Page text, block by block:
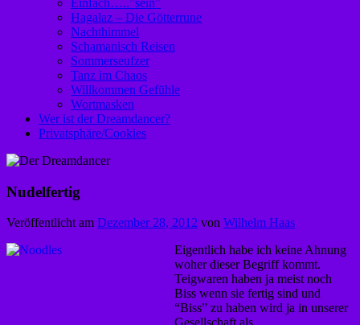
Einfach…..”sein”
Hagalaz – Die Götterrune
Nachthimmel
Schamanisch Reisen
Sommerseufzer
Tanz im Chaos
Willkommen Gefühle
Wortmasken
Wer ist der Dreamdancer?
Privatsphäre/Cookies
Nudelfertig
Veröffentlicht am Dezember 28, 2012 von Wilhelm Haas
Eigentlich habe ich keine Ahnung
woher dieser Begriff kommt.
Teigwaren haben ja meist noch
Biss wenn sie fertig sind und
“Biss” zu haben wird ja in unserer